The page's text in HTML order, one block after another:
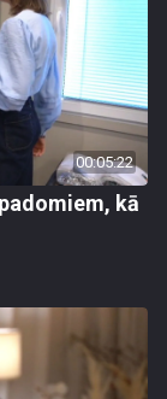
00:05:22
kā